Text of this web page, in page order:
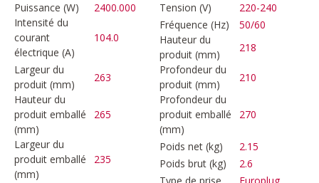
Puissance (W) 2400.000 Tension (V)
220-240
Intensité du
courant
électrique (A)
104.0
Fréquence (Hz)
50/60
Hauteur du
produit (mm)
218
Largeur du
produit (mm)
263
Profondeur du
produit (mm)
210
Hauteur du
produit emballé
(mm)
265
Profondeur du
produit emballé
(mm)
270
Largeur du
produit emballé
(mm)
235
Poids net (kg)
2.15
Poids brut (kg)
2.6